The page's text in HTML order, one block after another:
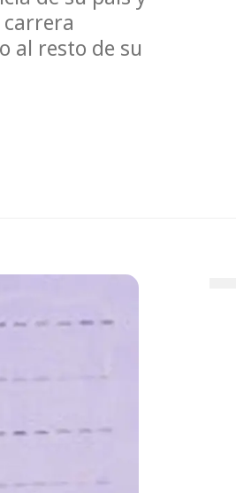
al resto de su